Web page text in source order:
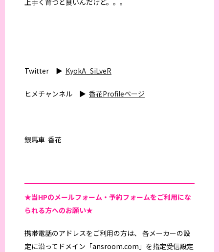
Twitter ▶︎ KyokA_SiLveR
ヒメチャンネル ▶︎ 香花Profileページ
銀馬車 香花
★当HPのメールフォーム・予約フォームをご利用にな
られる方へのお願い★
携帯電話のアドレスをご利用の方は、 各メーカーの設
定に沿ってドメイン「ansroom.com」を指定受信設定